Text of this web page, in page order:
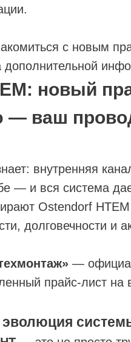
с новым
дополнительной
новый
— ваш
внутренняя
— и вся система
Ostendorf
долговечности и
—
прайс-лист
эволюция